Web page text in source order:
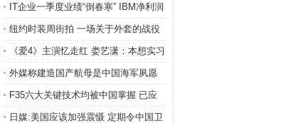
国附庸
IT企业一季度业绩“倒春寒” IBM净利润
同比降21%
纽约时装周街拍 一场关于外套的战役
(图)
《爱4》主演忆走红 娄艺潇：本想实习
外媒称建造国产航母是中国海军夙愿
或迎井喷期
F35六大关键技术均被中国掌握 已应
用歼20
日媒:美国应该加强震慑 定期令中国卫